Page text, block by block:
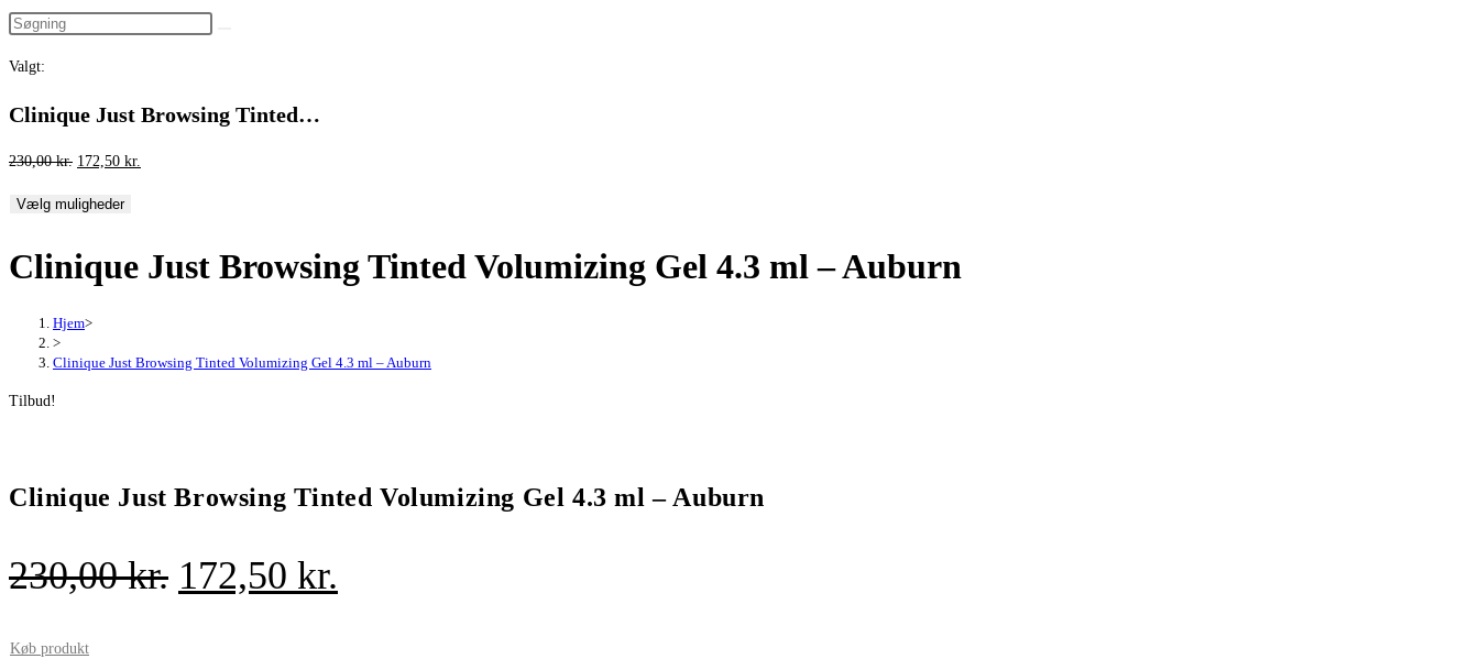
Valgt:
Clinique Just Browsing Tinted…
230,00kr. Den
pris
230,00 kr..
172,50 kr.
172,50 kr..
Vælg muligheder
Clinique Just Browsing Tinted Volumizing Gel 4.3 ml – Auburn
Hjem>
>
Clinique Just Browsing Tinted Volumizing Gel 4.3 ml – Auburn
Tilbud!
Clinique Just Browsing Tinted Volumizing Gel 4.3 ml – Auburn
230,00kr. Den
172,50 kr.
Køb produkt